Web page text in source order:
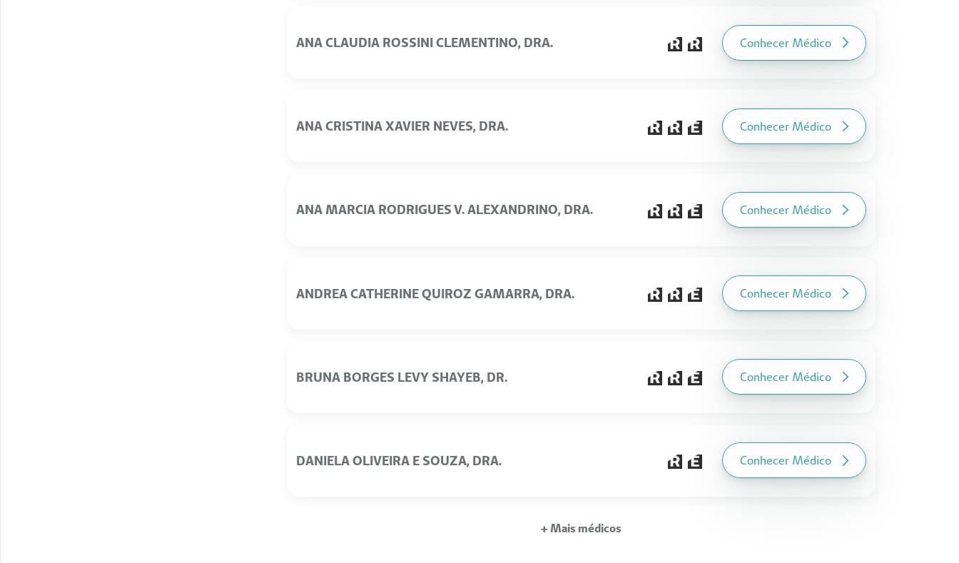
ANA CLAUDIA ROSSINI CLEMENTINO, DRA. Conhecer Médico
ANA CRISTINA XAVIER NEVES, DRA. Conhecer Médico
ANA MARCIA RODRIGUES V. ALEXANDRINO, DRA. Conhecer Médico
ANDREA CATHERINE QUIROZ GAMARRA, DRA. Conhecer Médico
BRUNA BORGES LEVY SHAYEB, DR. Conhecer Médico
DANIELA OLIVEIRA E SOUZA, DRA. Conhecer Médico
+ Mais médicos